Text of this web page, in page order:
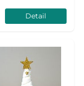
Detail